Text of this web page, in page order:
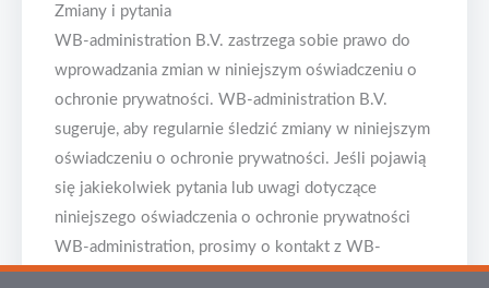
Zmiany i pytania
WB-administration B.V. zastrzega sobie prawo do
wprowadzania zmian w niniejszym oświadczeniu o
ochronie prywatności. WB-administration B.V.
sugeruje, aby regularnie śledzić zmiany w niniejszym
oświadczeniu o ochronie prywatności. Jeśli pojawią
się jakiekolwiek pytania lub uwagi dotyczące
niniejszego oświadczenia o ochronie prywatności
WB-administration, prosimy o kontakt z WB-
administration B.V Frijdastraat 20B 2288 EZ Rijswijk